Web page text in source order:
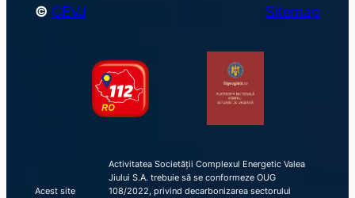
© CEVJ Sitemap
Acest site
Activitatea Societății Complexul Energetic Valea
Jiului S.A. trebuie să se conformeze OUG
108/2022, privind decarbonizarea sectorului